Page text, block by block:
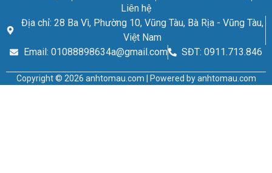
Liên hệ
Địa chỉ: 28 Ba Vì, Phường 10, Vũng Tàu, Bà Rịa - Vũng Tàu,
Việt Nam
Email: 01088898634a@gmail.com
SĐT: 0911.713.846
Copyright © 2026 anhtomau.com | Powered by anhtomau.com